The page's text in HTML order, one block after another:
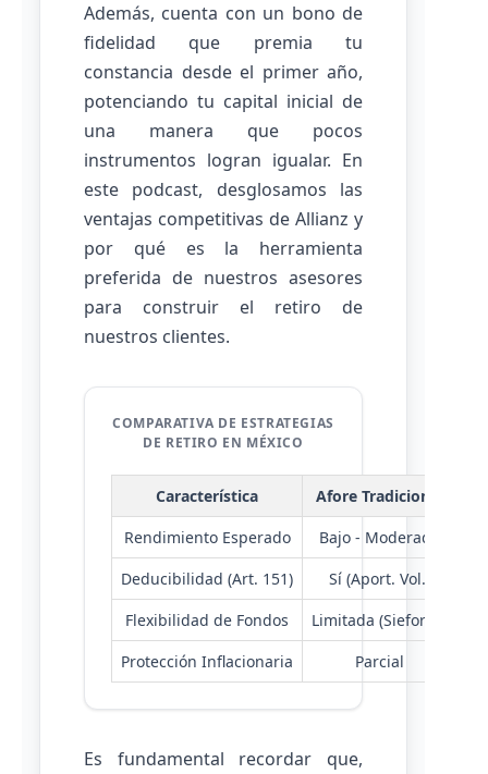
Además, cuenta con un bono de
fidelidad que premia tu
constancia desde el primer año,
potenciando tu capital inicial de
una manera que pocos
instrumentos logran igualar. En
este podcast, desglosamos las
ventajas competitivas de Allianz y
por qué es la herramienta
preferida de nuestros asesores
para construir el retiro de
nuestros clientes.
COMPARATIVA DE ESTRATEGIAS
DE RETIRO EN MÉXICO
Característica Afore Tradicional
Rendimiento Esperado
Bajo - Moderado
Deducibilidad (Art. 151)
Sí (Aport. Vol.)
Flexibilidad de Fondos
Limitada (Siefores)
Protección Inflacionaria
Parcial
Es fundamental recordar que,